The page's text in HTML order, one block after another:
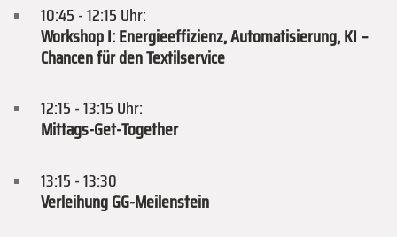
10:45 - 12:15 Uhr:
Workshop I: Energieeffizienz, Automatisierung, KI –
Chancen für den Textilservice
12:15 - 13:15 Uhr:
Mittags-Get-Together
13:15 - 13:30
Verleihung GG-Meilenstein